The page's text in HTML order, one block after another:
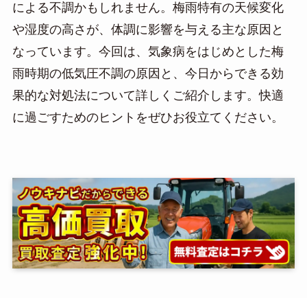
による不調かもしれません。梅雨特有の天候変化
や湿度の高さが、体調に影響を与える主な原因と
なっています。今回は、気象病をはじめとした梅
雨時期の低気圧不調の原因と、今日からできる効
果的な対処法について詳しくご紹介します。快適
に過ごすためのヒントをぜひお役立てください。